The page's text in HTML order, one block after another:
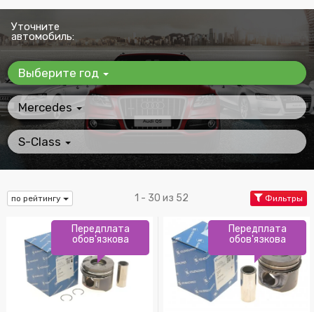
Уточните
автомобиль:
Выберите год
Mercedes
S-Class
по рейтингу 1 - 30 из 52 Фильтры
Передплата
обов'язкова
Передплата
обов'язкова